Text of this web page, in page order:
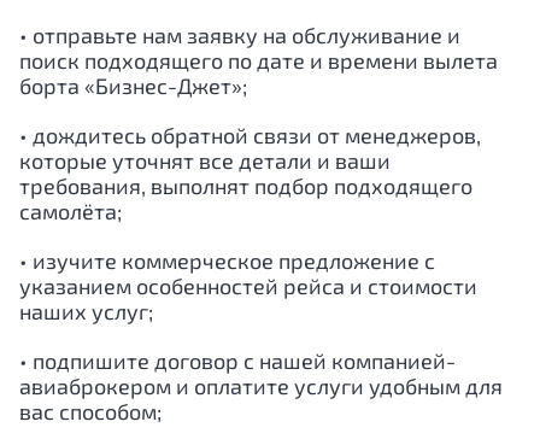
• отправьте нам заявку на обслуживание и
поиск подходящего по дате и времени вылета
борта «Бизнес-Джет»;
• дождитесь обратной связи от менеджеров,
которые уточнят все детали и ваши
требования, выполнят подбор подходящего
самолёта;
• изучите коммерческое предложение с
указанием особенностей рейса и стоимости
наших услуг;
• подпишите договор с нашей компанией-
авиаброкером и оплатите услуги удобным для
вас способом;